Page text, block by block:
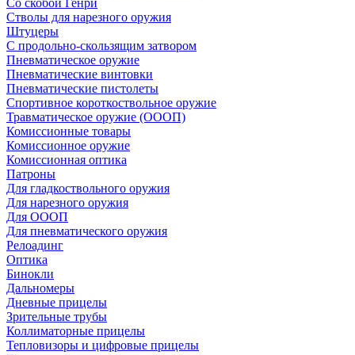
Со скобой Генри
Стволы для нарезного оружия
Штуцеры
С продольно-скользящим затвором
Пневматическое оружие
Пневматические винтовки
Пневматические пистолеты
Спортивное короткоствольное оружие
Травматическое оружие (ОООП)
Комиссионные товары
Комиссионное оружие
Комиссионная оптика
Патроны
Для гладкоствольного оружия
Для нарезного оружия
Для ОООП
Для пневматического оружия
Релоадинг
Оптика
Бинокли
Дальномеры
Дневные прицелы
Зрительные трубы
Коллиматорные прицелы
Тепловизоры и цифровые прицелы